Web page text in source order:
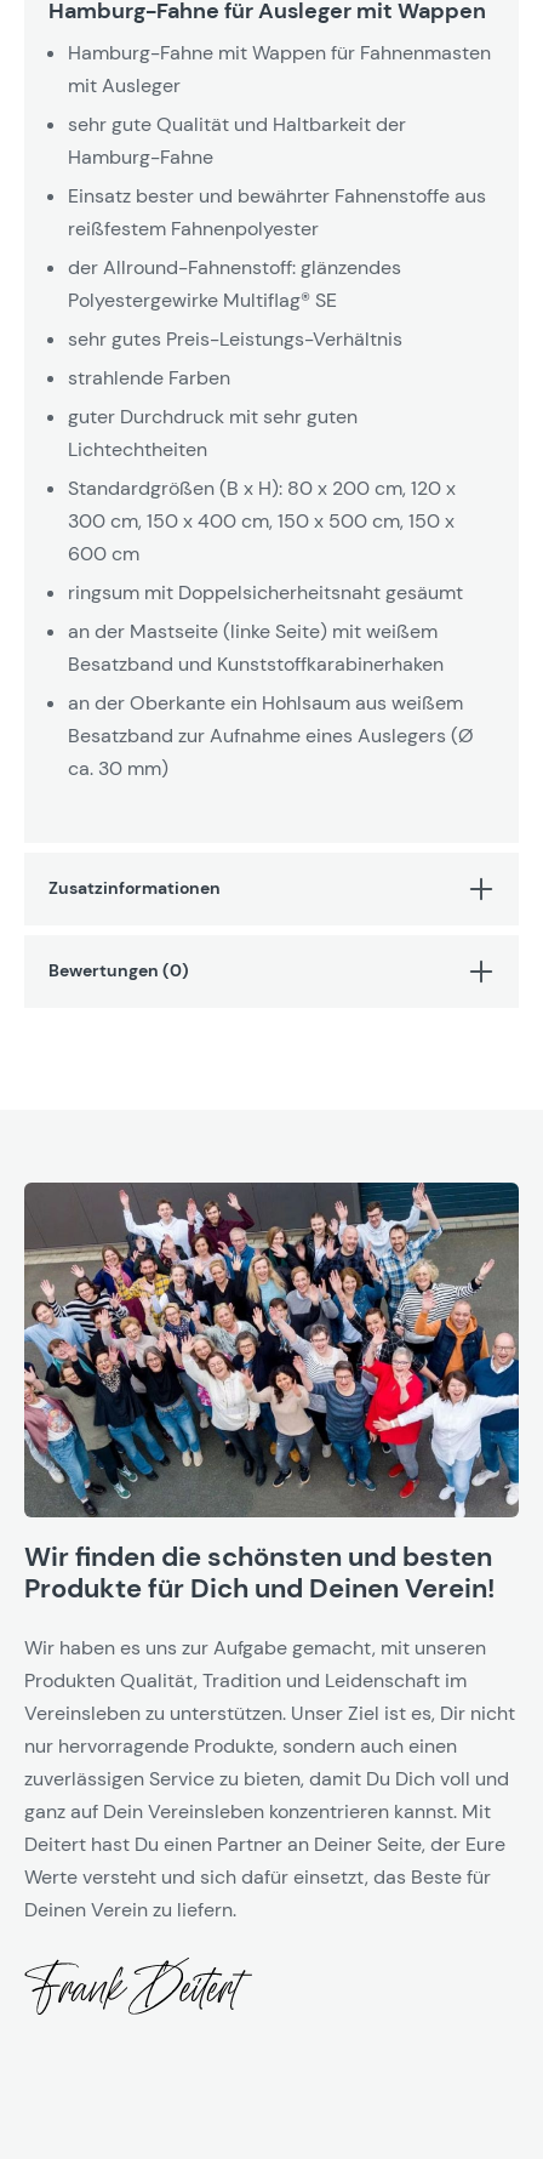
Hamburg-Fahne für Ausleger mit Wappen
Hamburg-Fahne mit Wappen für Fahnenmasten
mit Ausleger
sehr gute Qualität und Haltbarkeit der
Hamburg-Fahne
Einsatz bester und bewährter Fahnenstoffe aus
reißfestem Fahnenpolyester
der Allround-Fahnenstoff: glänzendes
Polyestergewirke Multiflag® SE
sehr gutes Preis-Leistungs-Verhältnis
strahlende Farben
guter Durchdruck mit sehr guten
Lichtechtheiten
Standardgrößen (B x H): 80 x 200 cm, 120 x
300 cm, 150 x 400 cm, 150 x 500 cm, 150 x
600 cm
ringsum mit Doppelsicherheitsnaht gesäumt
an der Mastseite (linke Seite) mit weißem
Besatzband und Kunststoffkarabinerhaken
an der Oberkante ein Hohlsaum aus weißem
Besatzband zur Aufnahme eines Auslegers (Ø
ca. 30 mm)
Zusatzinformationen
Bewertungen (0)
Wir finden die schönsten und besten
Produkte für Dich und Deinen Verein!
Wir haben es uns zur Aufgabe gemacht, mit unseren
Produkten Qualität, Tradition und Leidenschaft im
Vereinsleben zu unterstützen. Unser Ziel ist es, Dir nicht
nur hervorragende Produkte, sondern auch einen
zuverlässigen Service zu bieten, damit Du Dich voll und
ganz auf Dein Vereinsleben konzentrieren kannst. Mit
Deitert hast Du einen Partner an Deiner Seite, der Eure
Werte versteht und sich dafür einsetzt, das Beste für
Deinen Verein zu liefern.